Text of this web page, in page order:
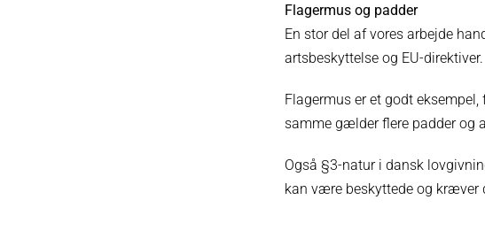
Flagermus og padder
En stor del af vores arbejde
artsbeskyttelse og EU-direktiver.
Flagermus er et godt
samme gælder flere padder og
Også §3-natur i dansk
kan være beskyttede og kræver